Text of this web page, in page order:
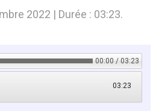
2022 | Durée : 03:23.
00:00 / 03:23
03:23